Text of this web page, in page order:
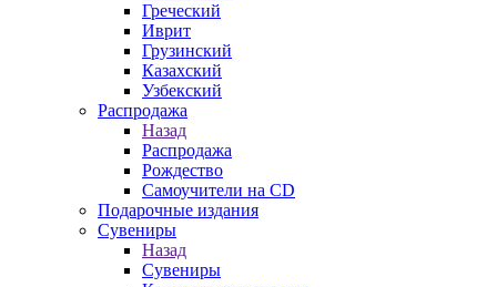
Греческий
Иврит
Грузинский
Казахский
Узбекский
Распродажа
Назад
Распродажа
Рождество
Самоучители на CD
Подарочные издания
Сувениры
Назад
Сувениры